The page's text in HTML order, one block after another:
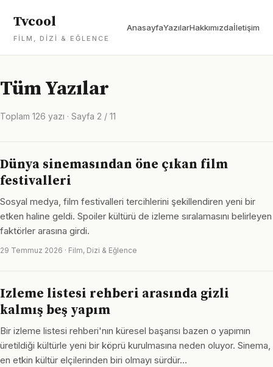
Tvcool
FILM, DIZI & EĞLENCE
AnasayfaYazılarHakkımızdaİletişim
Tüm Yazılar
Toplam 126 yazı · Sayfa 2 / 11
Dünya sinemasından öne çıkan film
festivalleri
Sosyal medya, film festivalleri tercihlerini şekillendiren yeni bir
etken haline geldi. Spoiler kültürü de izleme sıralamasını belirleyen
faktörler arasına girdi.
29 Temmuz 2026 · Film, Dizi & Eğlence
Izleme listesi rehberi arasında gizli
kalmış beş yapım
Bir izleme listesi rehberi'nın küresel başarısı bazen o yapımın
üretildiği kültürle yeni bir köprü kurulmasına neden oluyor. Sinema,
en etkin kültür elçilerinden biri olmayı sürdür…